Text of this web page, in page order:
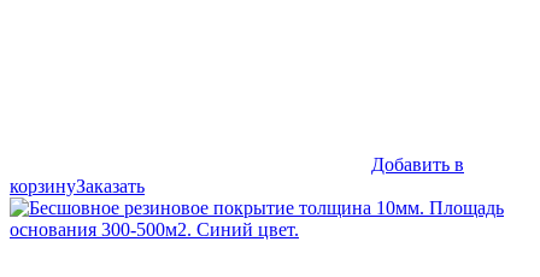
Добавить в
корзинуЗаказать